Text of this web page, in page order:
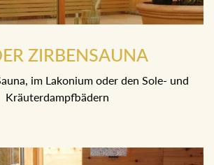
ZIRBENSAUNA
im Lakonium oder den Sole- und
Kräuterdampfbädern